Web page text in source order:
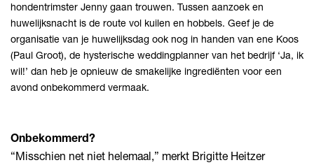
hondentrimster Jenny gaan trouwen. Tussen aanzoek en
huwelijksnacht is de route vol kuilen en hobbels. Geef je de
organisatie van je huwelijksdag ook nog in handen van ene Koos
(Paul Groot), de hysterische weddingplanner van het bedrijf ‘Ja, ik
wil!’ dan heb je opnieuw de smakelijke ingrediënten voor een
avond onbekommerd vermaak.
Onbekommerd?
“Misschien net niet helemaal,” merkt Brigitte Heitzer